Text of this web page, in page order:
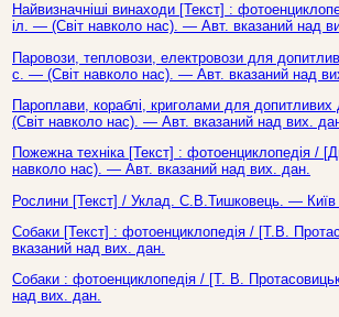
Найвизначніші винаходи [Текст] :
іл. — (Світ навколо нас). — Авт. вказаний над
Паровози, тепловози, електровози для
с. — (Світ навколо нас). — Авт. вказаний над
Пароплави, кораблі, криголами для
(Світ навколо нас). — Авт. вказаний над вих.
Пожежна техніка [Текст] : фотоенциклопедія /
навколо нас). — Авт. вказаний над вих. дан.
Рослини [Текст] / Уклад. С.В.Тишковець. —
Собаки [Текст] : фотоенциклопедія / [Т.В.
вказаний над вих. дан.
Собаки : фотоенциклопедія / [Т. В.
над вих. дан.